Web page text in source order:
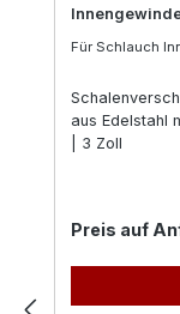
Für Schlauch
aus Edelstahl
| 3 Zoll
Regulärer
Preis auf